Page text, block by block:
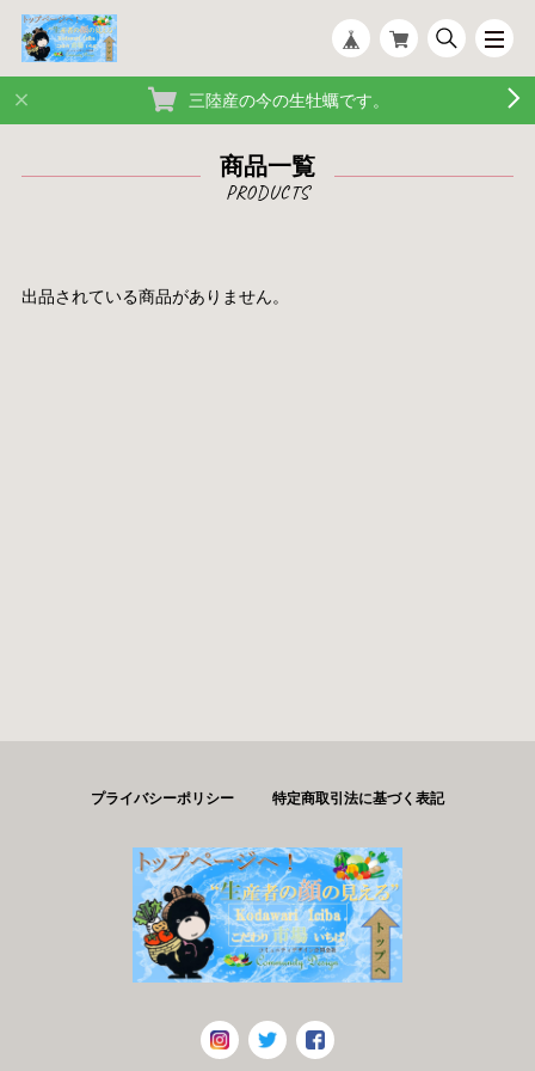
三陸産の今の生牡蠣です。
商品一覧
出品されている商品がありません。
プライバシーポリシー 特定商取引法に基づく表記